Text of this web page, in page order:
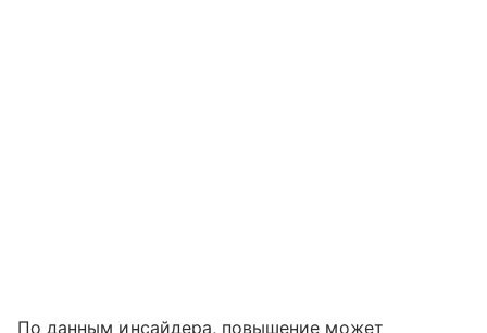
По данным инсайдера, повышение может